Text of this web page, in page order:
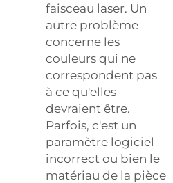
faisceau laser. Un
autre problème
concerne les
couleurs qui ne
correspondent pas
à ce qu'elles
devraient être.
Parfois, c'est un
paramètre logiciel
incorrect ou bien le
matériau de la pièce